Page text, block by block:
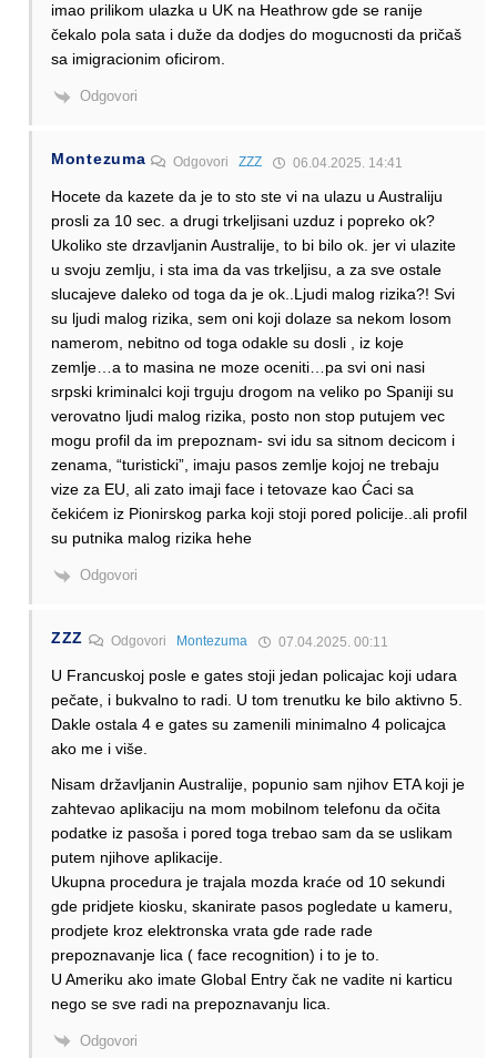
imao prilikom ulazka u UK na Heathrow gde se ranije
čekalo pola sata i duže da dodjes do mogucnosti da pričaš
sa imigracionim oficirom.
Odgovori
Montezuma OdgovoriZZZ 06.04.2025. 14:41
Hocete da kazete da je to sto ste vi na ulazu u Australiju
prosli za 10 sec. a drugi trkeljisani uzduz i popreko ok?
Ukoliko ste drzavljanin Australije, to bi bilo ok. jer vi ulazite
u svoju zemlju, i sta ima da vas trkeljisu, a za sve ostale
slucajeve daleko od toga da je ok..Ljudi malog rizika?! Svi
su ljudi malog rizika, sem oni koji dolaze sa nekom losom
namerom, nebitno od toga odakle su dosli , iz koje
zemlje…a to masina ne moze oceniti…pa svi oni nasi
srpski kriminalci koji trguju drogom na veliko po Spaniji su
verovatno ljudi malog rizika, posto non stop putujem vec
mogu profil da im prepoznam- svi idu sa sitnom decicom i
zenama, “turisticki”, imaju pasos zemlje kojoj ne trebaju
vize za EU, ali zato imaji face i tetovaze kao Ćaci sa
čekićem iz Pionirskog parka koji stoji pored policije..ali profil
su putnika malog rizika hehe
Odgovori
ZZZ Odgovori Montezuma 07.04.2025. 00:11
U Francuskoj posle e gates stoji jedan policajac koji udara
pečate, i bukvalno to radi. U tom trenutku ke bilo aktivno 5.
Dakle ostala 4 e gates su zamenili minimalno 4 policajca
ako me i više.
Nisam državljanin Australije, popunio sam njihov ETA koji je
zahtevao aplikaciju na mom mobilnom telefonu da očita
podatke iz pasoša i pored toga trebao sam da se uslikam
putem njihove aplikacije.
Ukupna procedura je trajala mozda kraće od 10 sekundi
gde pridjete kiosku, skanirate pasos pogledate u kameru,
prodjete kroz elektronska vrata gde rade rade
prepoznavanje lica ( face recognition) i to je to.
U Ameriku ako imate Global Entry čak ne vadite ni karticu
nego se sve radi na prepoznavanju lica.
Odgovori